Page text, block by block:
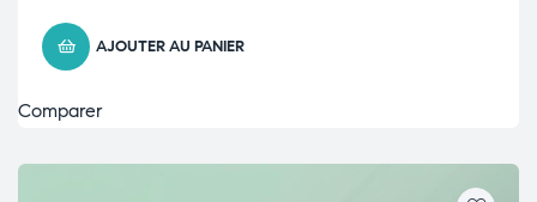
AJOUTER AU PANIER
Comparer